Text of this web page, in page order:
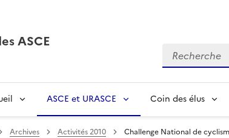
ASCE Recherche
ASCE et URASCE Coin des élus
Archives Activités 2010 Challenge National de